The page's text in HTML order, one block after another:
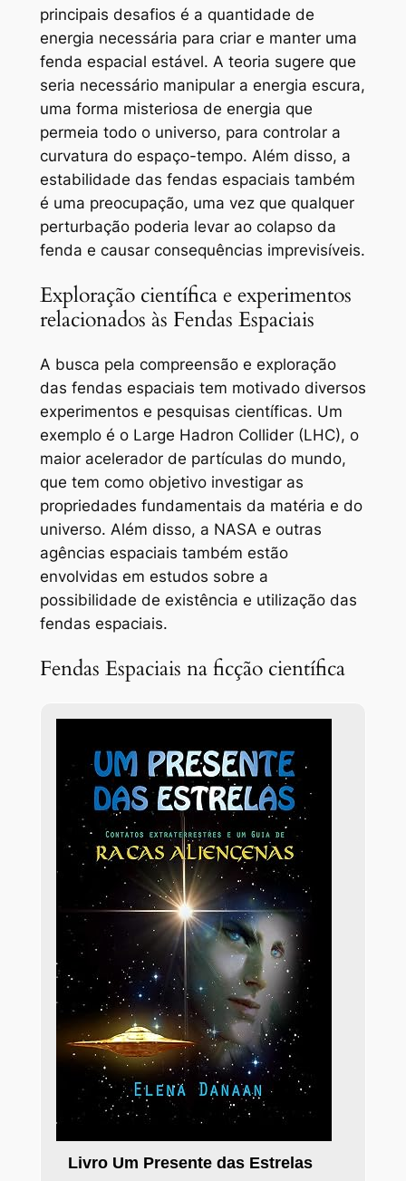
principais desafios é a quantidade de
energia necessária para criar e manter uma
fenda espacial estável. A teoria sugere que
seria necessário manipular a energia escura,
uma forma misteriosa de energia que
permeia todo o universo, para controlar a
curvatura do espaço-tempo. Além disso, a
estabilidade das fendas espaciais também
é uma preocupação, uma vez que qualquer
perturbação poderia levar ao colapso da
fenda e causar consequências imprevisíveis.
Exploração científica e experimentos
relacionados às Fendas Espaciais
A busca pela compreensão e exploração
das fendas espaciais tem motivado diversos
experimentos e pesquisas científicas. Um
exemplo é o Large Hadron Collider (LHC), o
maior acelerador de partículas do mundo,
que tem como objetivo investigar as
propriedades fundamentais da matéria e do
universo. Além disso, a NASA e outras
agências espaciais também estão
envolvidas em estudos sobre a
possibilidade de existência e utilização das
fendas espaciais.
Fendas Espaciais na ficção científica
Livro Um Presente das Estrelas